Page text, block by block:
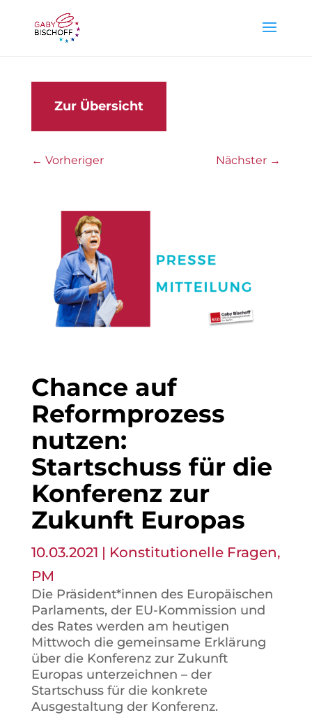
Zur Übersicht
← Vorheriger Nächster →
Chance auf
Reformprozess
nutzen:
Startschuss für die
Konferenz zur
Zukunft Europas
10.03.2021 | Konstitutionelle Fragen,
PM
Die Präsident*innen des Europäischen
Parlaments, der EU-Kommission und
des Rates werden am heutigen
Mittwoch die gemeinsame Erklärung
über die Konferenz zur Zukunft
Europas unterzeichnen – der
Startschuss für die konkrete
Ausgestaltung der Konferenz.